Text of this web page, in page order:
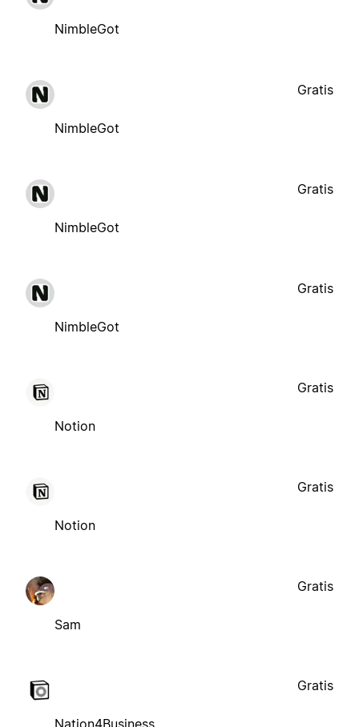
NimbleGot
NimbleGot
Gratis
NimbleGot
Gratis
NimbleGot
Gratis
Notion
Gratis
Notion
Gratis
Sam
Gratis
Gratis